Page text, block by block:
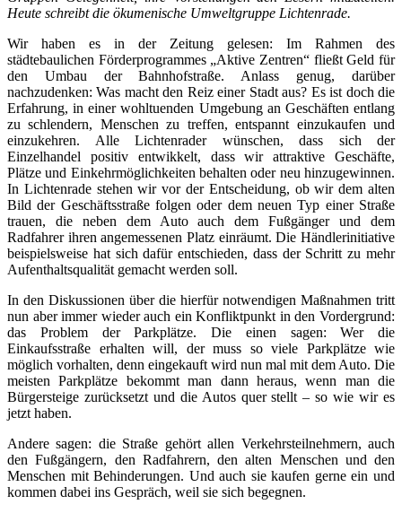
Heute schreibt die ökumenische Umweltgruppe Lichtenrade.
Wir haben es in der Zeitung gelesen: Im Rahmen des
städtebaulichen Förderprogrammes „Aktive Zentren“ fließt Geld für
den Umbau der Bahnhofstraße. Anlass genug, darüber
nachzudenken: Was macht den Reiz einer Stadt aus? Es ist doch die
Erfahrung, in einer wohltuenden Umgebung an Geschäften entlang
zu schlendern, Menschen zu treffen, entspannt einzukaufen und
einzukehren. Alle Lichtenrader wünschen, dass sich der
Einzelhandel positiv entwikkelt, dass wir attraktive Geschäfte,
Plätze und Einkehrmöglichkeiten behalten oder neu hinzugewinnen.
In Lichtenrade stehen wir vor der Entscheidung, ob wir dem alten
Bild der Geschäftsstraße folgen oder dem neuen Typ einer Straße
trauen, die neben dem Auto auch dem Fußgänger und dem
Radfahrer ihren angemessenen Platz einräumt. Die Händlerinitiative
beispielsweise hat sich dafür entschieden, dass der Schritt zu mehr
Aufenthaltsqualität gemacht werden soll.
In den Diskussionen über die hierfür notwendigen Maßnahmen tritt
nun aber immer wieder auch ein Konfliktpunkt in den Vordergrund:
das Problem der Parkplätze. Die einen sagen: Wer die
Einkaufsstraße erhalten will, der muss so viele Parkplätze wie
möglich vorhalten, denn eingekauft wird nun mal mit dem Auto. Die
meisten Parkplätze bekommt man dann heraus, wenn man die
Bürgersteige zurücksetzt und die Autos quer stellt – so wie wir es
jetzt haben.
Andere sagen: die Straße gehört allen Verkehrsteilnehmern, auch
den Fußgängern, den Radfahrern, den alten Menschen und den
Menschen mit Behinderungen. Und auch sie kaufen gerne ein und
kommen dabei ins Gespräch, weil sie sich begegnen.